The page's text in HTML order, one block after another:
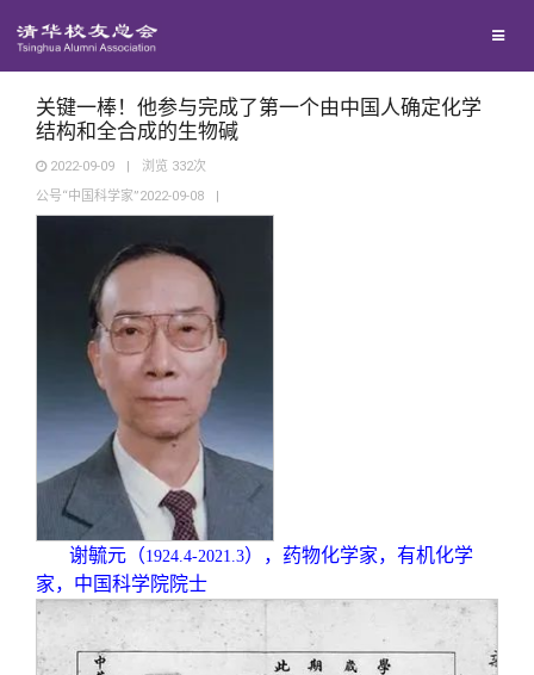
西南联大校友会
义工计划
新媒体平台
青春风采
校友文苑
校友视界
校友服务
终身学习
信息化服务
三创大赛
校友总会
总会简介
会长致辞
关闭
关键一棒！他参与完成了第一个由中国人确定化学
结构和全合成的生物碱
2022-09-09 | 浏览 332次
公号“中国科学家”2022-09-08
|
谢毓元（1924.4-2021.3），药物化学家，有机化学
家，中国科学院院士